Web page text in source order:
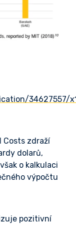
34627557/
Costs zdraží
dolarů,
o kalkulaci
výpočtu
pozitivní